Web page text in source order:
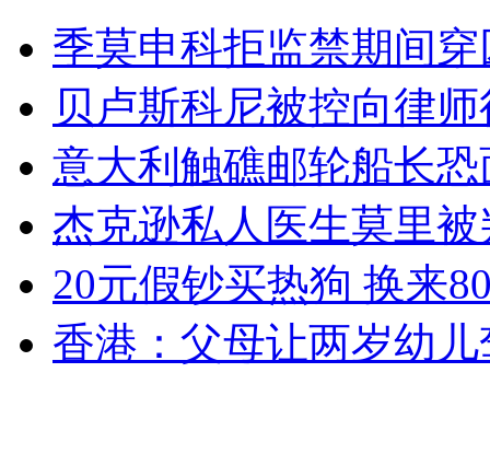
山西运城恶犬咬伤多人 警民合力深夜将其击毙
女孩北京地铁殴打老人 痛下狠手拳打脚踢
无痛分娩是否安全 医生回应
外交部：反对强权政治霸凌主义
外交部：有关国家言论片面不公正
季莫申科拒监禁期间
贝卢斯科尼被控向律
意大利触礁邮轮船长
杰克逊私人医生莫里
20元假钞买热狗 换来
香港：父母让两岁幼